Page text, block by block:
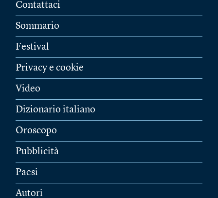
Contattaci
Sommario
Festival
Privacy e cookie
Video
Dizionario italiano
Oroscopo
Pubblicità
Paesi
Autori